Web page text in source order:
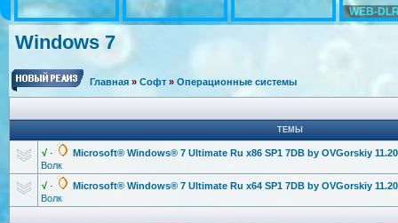
WEB-
Windows 7
Главная » Софт » Операционные системы
ТЕМЫ
√ ·
Microsoft® Windows® 7 Ultimate Ru x86 SP1 7DB by OVGorskiy
Волк
√ ·
Microsoft® Windows® 7 Ultimate Ru x64 SP1 7DB by OVGorskiy
Волк